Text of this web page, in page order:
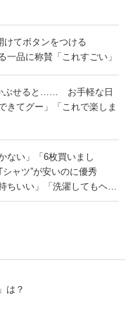
けてボタンをつける
品に称賛「これすごい」
ぶせると…… お手軽な日
きてグー」「これで楽しま
ない」「6枚買いまし
ャツ”が安いのに優秀
ちいい」「洗濯してもヘタ
は？